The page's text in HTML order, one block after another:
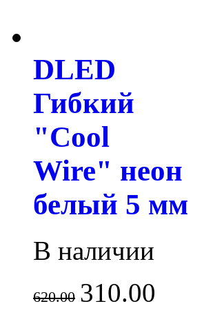
DLED
Гибкий
"Cool
Wire" неон
белый 5 мм
В наличии
620.00 310.00